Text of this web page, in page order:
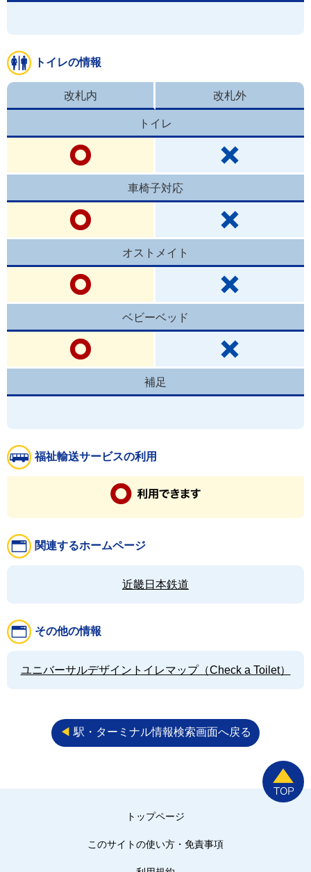
トイレの情報
改札内 改札外
トイレ
車椅子対応
オストメイト
ベビーベッド
補足
福祉輸送サービスの利用
関連するホームページ
近畿日本鉄道
その他の情報
ユニバーサルデザイントイレマップ（Check a Toilet）
◀︎ 駅・ターミナル情報検索画面へ戻る
トップページ
このサイトの使い方・免責事項